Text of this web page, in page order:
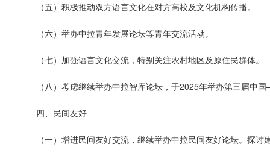
（五）积极推动双方语言文化在对方高校及文化机构传播。
（六）举办中拉青年发展论坛等青年交流活动。
（七）加强语言文化交流，特别关注农村地区及原住民群体。
（八）考虑继续举办中拉智库论坛，于2025年举办第三届中
四、民间友好
（一）增进民间友好交流，继续举办中拉民间友好论坛。探